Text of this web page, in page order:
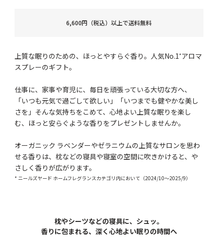
6,600円（税込）以上で送料無料
上質な眠りのための、ほっとやすらぐ香り。人気No.1*アロマ
スプレーのギフト。
仕事に、家事や育児に、毎日を頑張っている大切な方へ、
「いつも元気で過ごして欲しい」「いつまでも健やかな美し
さを」そんな気持ちをこめて、心地よい上質な眠りを楽し
む、ほっと安らぐような香りをプレゼントしませんか。
オーガニック ラベンダーやゼラニウムの上質なサロンを思わ
せる香りは、枕などの寝具や寝室の空間に吹きかけると、や
さしく香りが広がります。
* ニールズヤード ホームフレグランスカテゴリ内において（2024/10～2025/9）
枕やシーツなどの寝具に、シュッ。
香りに包まれる、深く心地よい眠りの時間へ